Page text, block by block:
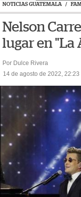
NOTICIAS GUATEMALA /
Nelson
lugar en "La
Por Dulce Rivera
14 de agosto de 2022, 22:23